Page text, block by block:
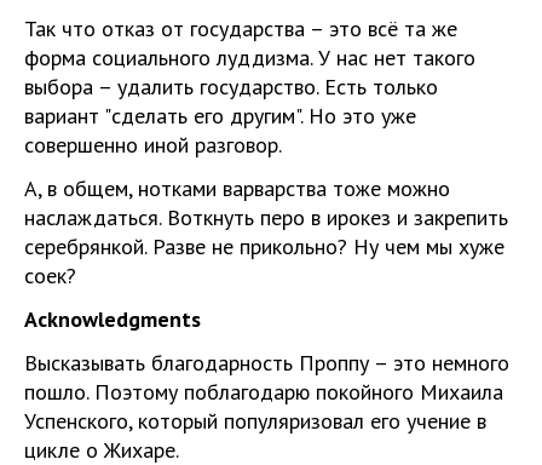
Так что отказ от государства – это всё та же
форма социального луддизма. У нас нет такого
выбора – удалить государство. Есть только
вариант "сделать его другим". Но это уже
совершенно иной разговор.
А, в общем, нотками варварства тоже можно
наслаждаться. Воткнуть перо в ирокез и закрепить
серебрянкой. Разве не прикольно? Ну чем мы хуже
соек?
Acknowledgments
Высказывать благодарность Проппу – это немного
пошло. Поэтому поблагодарю покойного Михаила
Успенского, который популяризовал его учение в
цикле о Жихаре.